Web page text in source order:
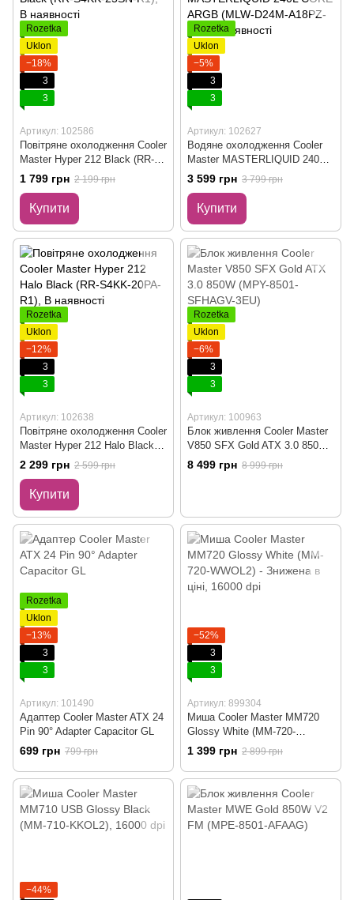
Rozetka
Uklon
−18%
3
3
Артикул: 102586
Повітряне охолодження Cooler
Master Hyper 212 Black (RR-
S4KK-25SN-R1)
1 799 грн 2 199 грн
Купити
Rozetka
Uklon
−5%
3
3
Артикул: 102627
Водяне охолодження Cooler
Master MASTERLIQUID 240L
CORE ARGB (MLW-D24M-
A18PZ-R1)
3 599 грн 3 799 грн
Купити
Rozetka
Uklon
−12%
3
3
Артикул: 102638
Повітряне охолодження Cooler
Master Hyper 212 Halo Black
(RR-S4KK-20PA-R1)
2 299 грн 2 599 грн
Купити
Rozetka
Uklon
−6%
3
3
Артикул: 100963
Блок живлення Cooler Master
V850 SFX Gold ATX 3.0 850W
(MPY-8501-SFHAGV-3EU)
8 499 грн 8 999 грн
Rozetka
Uklon
−13%
3
3
Артикул: 101490
Адаптер Cooler Master ATX 24
Pin 90° Adapter Capacitor GL
699 грн 799 грн
−52%
3
3
Артикул: 899304
Миша Cooler Master MM720
Glossy White (MM-720-
WWOL2) - Знижена в ціні
1 399 грн 2 899 грн
−44%